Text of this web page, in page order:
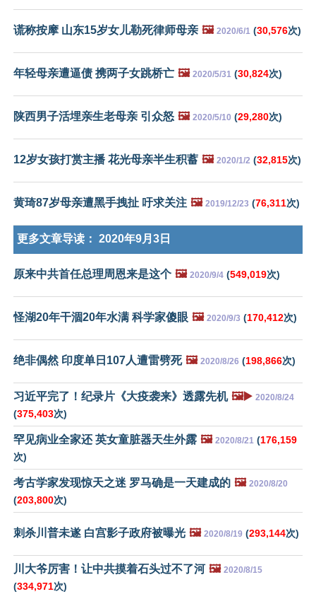
谎称按摩 山东15岁女儿勒死律师母亲 🖼️ 2020/6/1 (30,576次)
年轻母亲遭逼债 携两子女跳桥亡 🖼️ 2020/5/31 (30,824次)
陕西男子活埋亲生老母亲 引众怒 🖼️ 2020/5/10 (29,280次)
12岁女孩打赏主播 花光母亲半生积蓄 🖼️ 2020/1/2 (32,815次)
黄琦87岁母亲遭黑手拽扯 吁求关注 🖼️ 2019/12/23 (76,311次)
更多文章导读： 2020年9月3日
原来中共首任总理周恩来是这个 🖼️ 2020/9/4 (549,019次)
怪湖20年干涸20年水满 科学家傻眼 🖼️ 2020/9/3 (170,412次)
绝非偶然 印度单日107人遭雷劈死 🖼️ 2020/8/26 (198,866次)
习近平完了！纪录片《大疫袭来》透露先机 🖼️▶️ 2020/8/24
(375,403次)
罕见病业全家还 英女童脏器天生外露 🖼️ 2020/8/21 (176,159
次)
考古学家发现惊天之迷 罗马确是一天建成的 🖼️ 2020/8/20
(203,800次)
刺杀川普未遂 白宫影子政府被曝光 🖼️ 2020/8/19 (293,144次)
川大爷厉害！让中共摸着石头过不了河 🖼️ 2020/8/15
(334,971次)